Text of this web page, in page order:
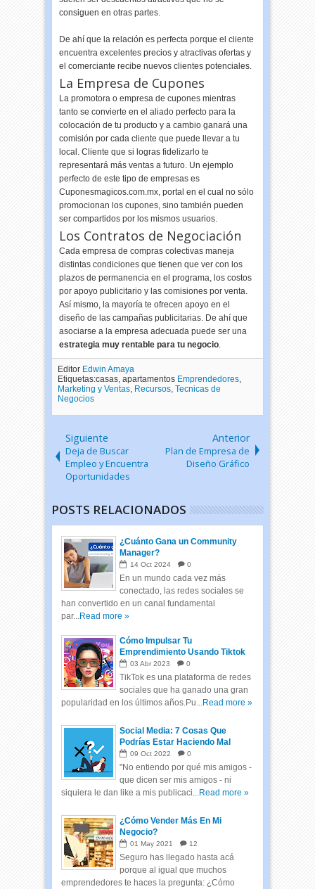
consiguen en otras partes.
De ahí que la relación es perfecta porque el cliente
encuentra excelentes precios y atractivas ofertas y
el comerciante recibe nuevos clientes potenciales.
La Empresa de Cupones
La promotora o empresa de cupones mientras
tanto se convierte en el aliado perfecto para la
colocación de tu producto y a cambio ganará una
comisión por cada cliente que puede llevar a tu
local. Cliente que si logras fidelizarlo te
representará más ventas a futuro. Un ejemplo
perfecto de este tipo de empresas es
Cuponesmagicos.com.mx, portal en el cual no sólo
promocionan los cupones, sino también pueden
ser compartidos por los mismos usuarios.
Los Contratos de Negociación
Cada empresa de compras colectivas maneja
distintas condiciones que tienen que ver con los
plazos de permanencia en el programa, los costos
por apoyo publicitario y las comisiones por venta.
Así mismo, la mayoría te ofrecen apoyo en el
diseño de las campañas publicitarias. De ahí que
asociarse a la empresa adecuada puede ser una
estrategia muy rentable para tu negocio
Editor Edwin Amaya
Etiquetas:casas, apartamentos Emprendedores
Marketing y Ventas Recursos ,Tecnicas de
Negocios
Siguiente
Deja de Buscar
Empleo y Encuentra
Oportunidades
Anterior
Plan de Empresa de
Diseño Gráfico
POSTS RELACIONADOS
¿Cuánto Gana un Community
Manager?
14 Oct 2024 0
En un mundo cada vez más
conectado, las redes sociales se
han convertido en un canal fundamental
par... Read more »
Cómo Impulsar Tu
Emprendimiento Usando Tiktok
03 Abr 2023 0
TikTok es una plataforma de redes
sociales que ha ganado una gran
popularidad en los últimos años.Pu... Read more »
Social Media: 7 Cosas Que
Podrías Estar Haciendo Mal
09 Oct 2022 0
"No entiendo por qué mis amigos -
que dicen ser mis amigos - ni
siquiera le dan like a mis publicaci... Read more »
¿Cómo Vender Más En Mi
Negocio?
01 May 2021 12
Seguro has llegado hasta acá
porque al igual que muchos
emprendedores te haces la pregunta: ¿Cómo